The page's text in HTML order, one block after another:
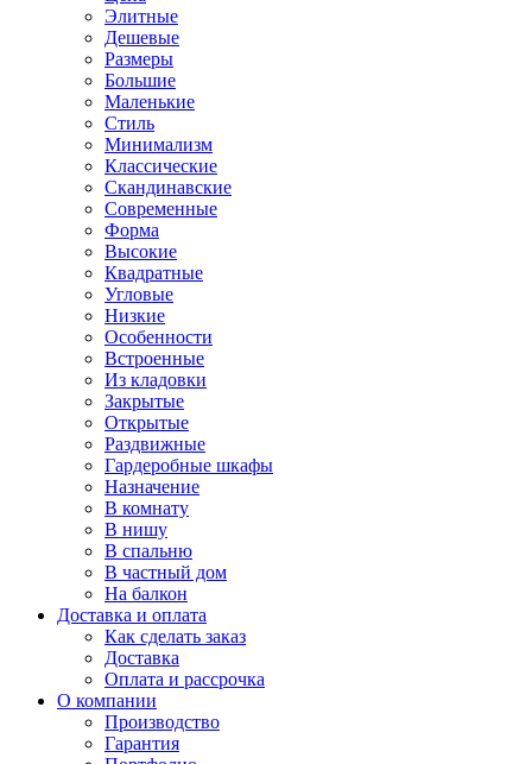
Элитные
Дешевые
Размеры
Большие
Маленькие
Стиль
Минимализм
Классические
Скандинавские
Современные
Форма
Высокие
Квадратные
Угловые
Низкие
Особенности
Встроенные
Из кладовки
Закрытые
Открытые
Раздвижные
Гардеробные шкафы
Назначение
В комнату
В нишу
В спальню
В частный дом
На балкон
Доставка и оплата
Как сделать заказ
Доставка
Оплата и рассрочка
О компании
Производство
Гарантия